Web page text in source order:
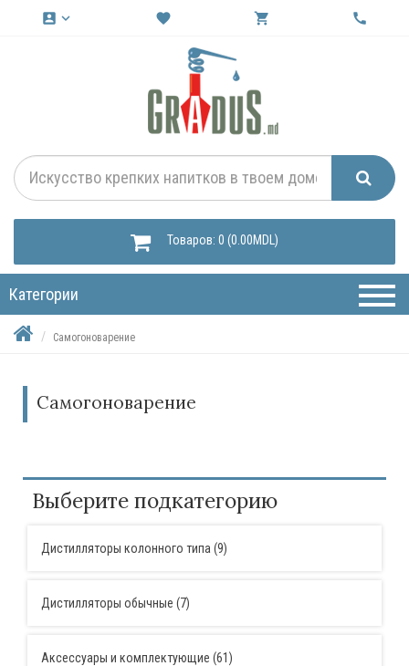
account_box keyboard_arrow_down favorite shopping_cart call
Товаров: 0 (0.00MDL)
Категории
Самогоноварение
Самогоноварение
Выберите подкатегорию
Дистилляторы колонного типа (9)
Дистилляторы обычные (7)
Аксессуары и комплектующие (61)